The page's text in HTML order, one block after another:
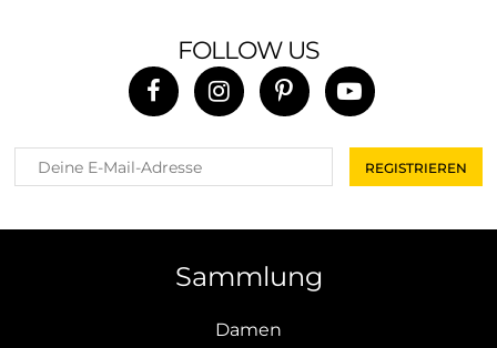
FOLLOW US
Sammlung
Damen